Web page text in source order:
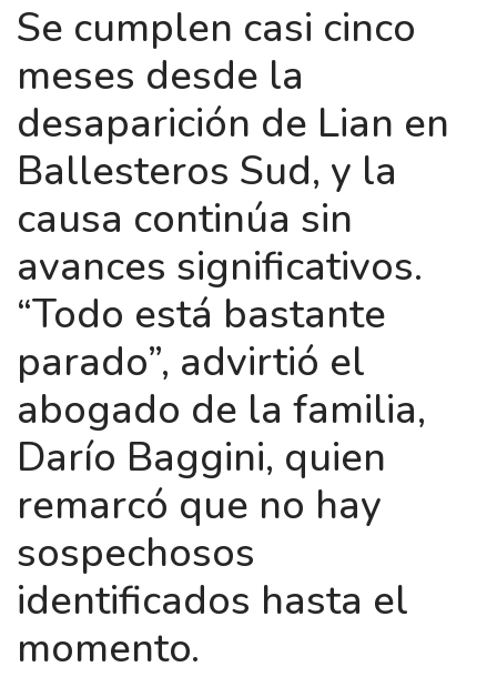
Se cumplen casi cinco
meses desde la
desaparición de Lian en
Ballesteros Sud, y la
causa continúa sin
avances significativos.
“Todo está bastante
parado”, advirtió el
abogado de la familia,
Darío Baggini, quien
remarcó que no hay
sospechosos
identificados hasta el
momento.